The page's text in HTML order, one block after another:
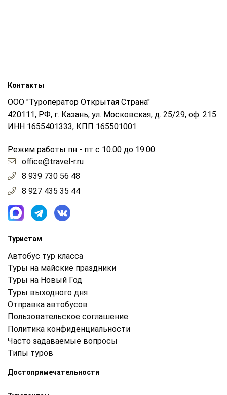
Контакты
ООО "Туроператор Открытая Страна"
420111, РФ, г. Казань, ул. Московская, д. 25/29, оф. 215
ИНН 1655401333, КПП 165501001
Режим работы пн - пт с 10.00 до 19.00
office@travel-r.ru
8 939 730 56 48
8 927 435 35 44
Туристам
Автобус тур класса
Туры на майские праздники
Туры на Новый Год
Туры выходного дня
Отправка автобусов
Пользовательское соглашение
Политика конфиденциальности
Часто задаваемые вопросы
Типы туров
Достопримечательности